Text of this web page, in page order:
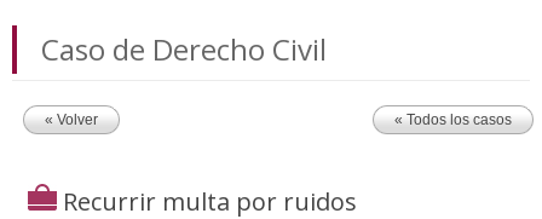
Caso de Derecho Civil
« Volver « Todos los casos
Recurrir multa por ruidos